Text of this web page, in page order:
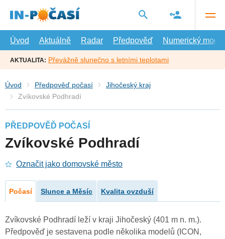
hlavní
Úvod
Aktuálně Radar Předpověď Numerický model
AKTUALITA: Převážně slunečno s letními teplotami
Úvod Předpověď počasí
Jihočeský kraj
Zvíkovské Podhradí
PŘEDPOVĚĎ POČASÍ
Zvíkovské Podhradí
Označit jako domovské město
Počasí Slunce a Měsíc Kvalita ovzduší
Zvíkovské Podhradí leží v kraji Jihočeský (401 m n. m.).
Předpověď je sestavena podle několika modelů (ICON,